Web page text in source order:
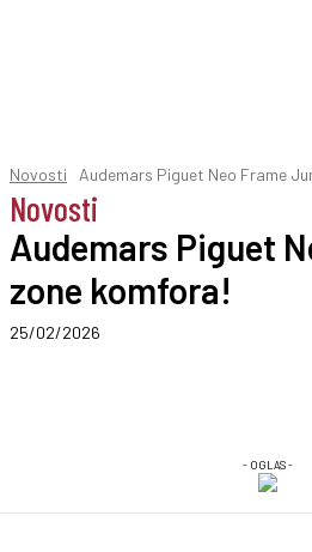
Novosti Audemars Piguet Neo Frame
Novosti
Audemars Piguet
zone komfora!
25/02/2026
- OGLAS -